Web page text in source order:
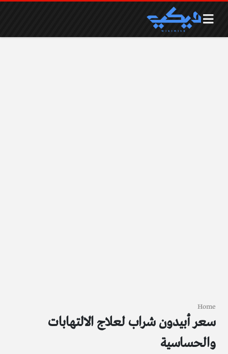
Home
سعر أبيدون شراب لعلاج الالتهابات
والحساسية